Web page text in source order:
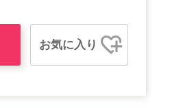
お気に入り